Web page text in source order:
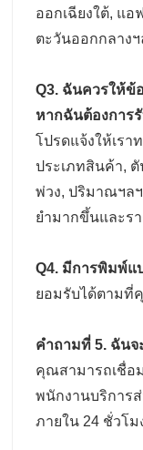
ออกเฉียงใต้, แอ
ตะวันออกกลาง
Q3. ฉันควรให้ข้
หากฉันต้องการ
โปรดแจ้งให้เร
ประเภทสินค้า,
พ่วง, ปริมาณฯล
ยํามากขึ้นและร
Q4. มีการพิมพ์แ
ยอมรับได้ตามที่
คําถามที่ 5. ฉันจ
คุณสามารถเชื่อ
พนักงานบริการ
ภายใน 24 ชั่วโม